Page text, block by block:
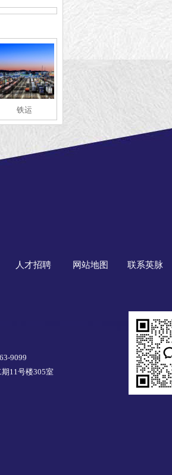
铁运
人才招聘 网站地图 联系英脉
9099
11号楼305室